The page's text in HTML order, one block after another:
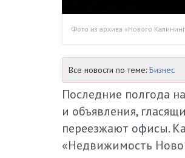
Фото из архива «Нового
Все новости по теме: Бизнес
Последние полгода
и объявления,
переезжают офисы.
«Недвижимость